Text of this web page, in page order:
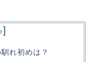
]
れ初めは？